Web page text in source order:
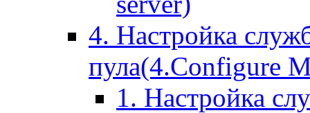
4. Настройка
пула(4.Configure
1. Настройка